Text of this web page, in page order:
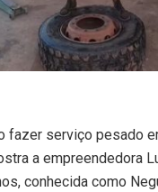
fazer serviço pesado
a empreendedora
conhecida como